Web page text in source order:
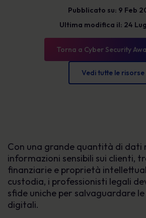
Pubblicato su: 9 Feb
Ultima modifica il: 24
Torna a Cyber Security
Vedi tutte le risorse
Con una grande quantità di dati
informazioni sensibili sui clienti,
finanziarie e proprietà
custodia, i professionisti legali
sfide uniche per salvaguardare
digitali.